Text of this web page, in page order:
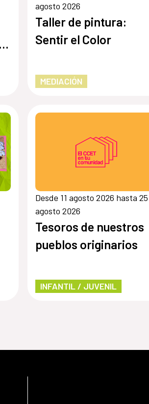
agosto 2026
Taller de pintura:
Sentir el Color
MEDIACIÓN
Desde 11 agosto 2026 hasta 25
agosto 2026
Tesoros de nuestros
pueblos originarios
INFANTIL / JUVENIL